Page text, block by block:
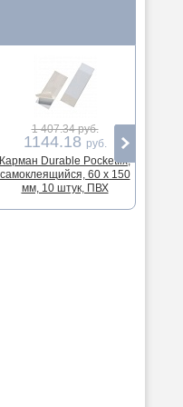
1 407.34 руб.
1144.18 руб.
Карман Durable Pocketfix,
самоклеящийся, 60 х 150
мм, 10 штук, ПВХ